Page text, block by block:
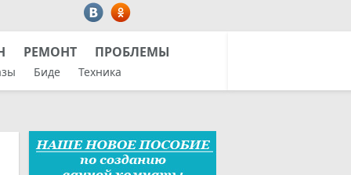
РЕМОНТ ПРОБЛЕМЫ
Биде Техника